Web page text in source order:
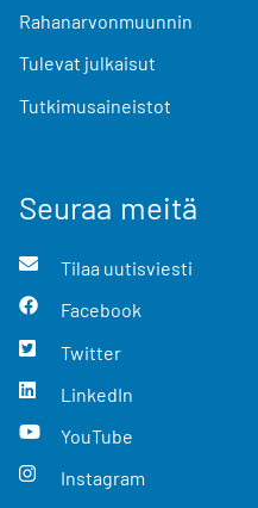
Rahanarvonmuunnin
Tulevat julkaisut
Tutkimusaineistot
Seuraa meitä
Tilaa uutisviesti
Facebook
Twitter
LinkedIn
YouTube
Instagram